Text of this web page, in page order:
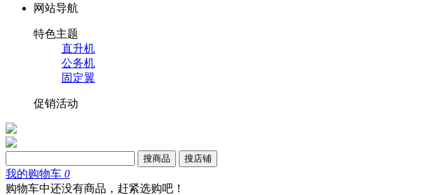
网站导航
特色主题
直升机
公务机
固定翼
促销活动
搜商品 搜店铺
我的购物车 0
购物车中还没有商品，赶紧选购吧！